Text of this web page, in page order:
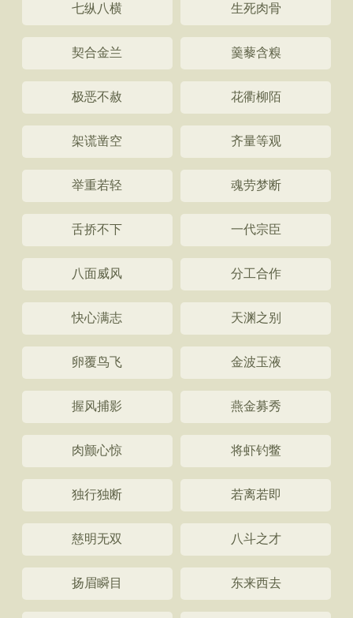
七纵八横 生死肉骨
契合金兰 羹藜含糗
极恶不赦 花衢柳陌
架谎凿空 齐量等观
举重若轻 魂劳梦断
舌挢不下 一代宗臣
八面威风 分工合作
快心满志 天渊之别
卵覆鸟飞 金波玉液
握风捕影 燕金募秀
肉颤心惊 将虾钓鳖
独行独断 若离若即
慈明无双 八斗之才
扬眉瞬目 东来西去